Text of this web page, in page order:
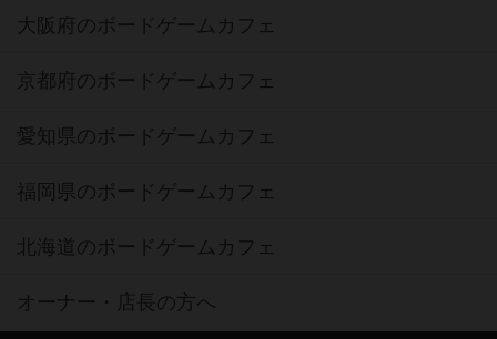
大阪府のボードゲームカフェ
京都府のボードゲームカフェ
愛知県のボードゲームカフェ
福岡県のボードゲームカフェ
北海道のボードゲームカフェ
オーナー・店長の方へ